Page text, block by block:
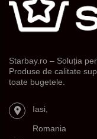
Starbay.ro – Soluția
Produse de calitate
toate bugetele.
Iasi,
Romania